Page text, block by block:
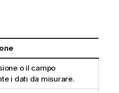
o il campo
i dati da misurare.